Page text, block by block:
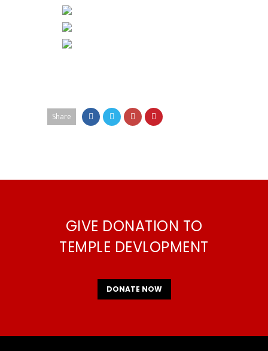
Share
GIVE DONATION TO
TEMPLE DEVLOPMENT
DONATE NOW